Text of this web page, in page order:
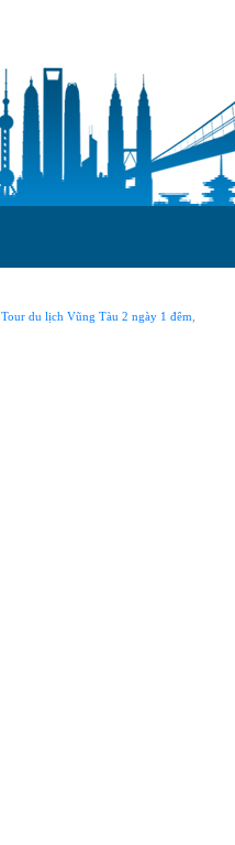
Tour du lịch Vũng Tàu 2 ngày 1 đêm